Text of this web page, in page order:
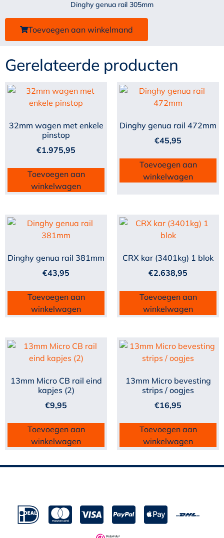
Dinghy genua rail 305mm
Toevoegen aan winkelmand
Gerelateerde producten
32mm wagen met enkele
pinstop
€1.975,95
Toevoegen aan
winkelwagen
Dinghy genua rail 472mm
€45,95
Toevoegen aan
winkelwagen
Dinghy genua rail 381mm
€43,95
Toevoegen aan
winkelwagen
CRX kar (3401kg) 1 blok
€2.638,95
Toevoegen aan
winkelwagen
13mm Micro CB rail eind
kapjes (2)
€9,95
Toevoegen aan
winkelwagen
13mm Micro bevesting
strips / oogjes
€16,95
Toevoegen aan
winkelwagen